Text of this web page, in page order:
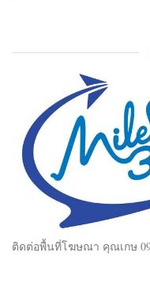
ติดต่อพื้นที่โฆษณา คุณเกษ